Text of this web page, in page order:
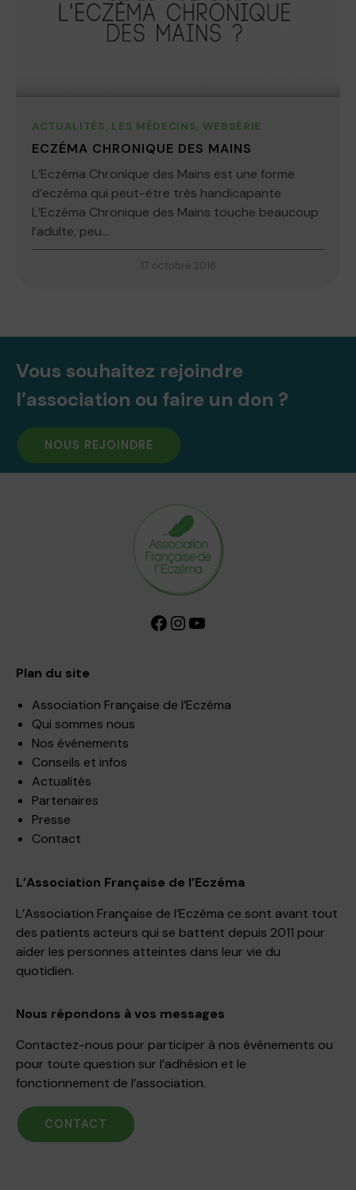
ACTUALITÉS, LES MÉDECINS, WEBSÉRIE
ECZÉMA CHRONIQUE DES MAINS
L’Eczéma Chronique des Mains est une forme
d’eczéma qui peut-être très handicapante
L’Eczéma Chronique des Mains touche beaucoup
l’adulte, peu...
17 octobre 2016
Vous souhaitez rejoindre
l’association ou faire un don ?
NOUS REJOINDRE
Facebook InstagramYouTube
Plan du site
Association Française de l’Eczéma
Qui sommes nous
Nos événements
Conseils et infos
Actualités
Partenaires
Presse
Contact
L’Association Française de l’Eczéma
L’Association Française de l’Eczéma ce sont avant tout
des patients acteurs qui se battent depuis 2011 pour
aider les personnes atteintes dans leur vie du
quotidien.
Nous répondons à vos messages
Contactez-nous pour participer à nos événements ou
pour toute question sur l’adhésion et le
fonctionnement de l’association.
CONTACT